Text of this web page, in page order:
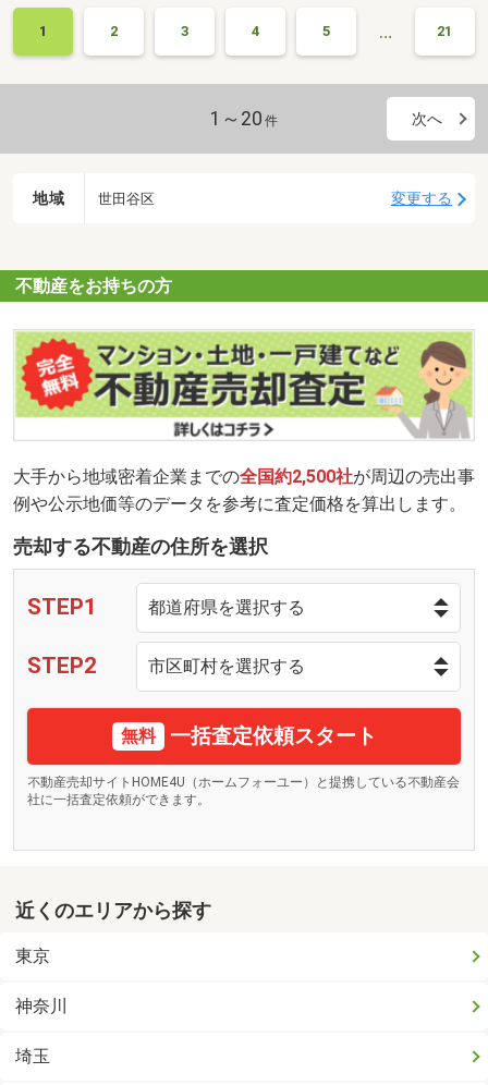
1 2 3 4 5 … 21
1～20 件 次へ
地域 世田谷区 変更する
不動産をお持ちの方
大手から地域密着企業までの全国約2,500社が周辺の売出事
例や公示地価等のデータを参考に査定価格を算出します。
売却する不動産の住所を選択
STEP1
STEP2
無料 一括査定依頼スタート
不動産売却サイトHOME4U（ホームフォーユー）と提携している不動産会
社に一括査定依頼ができます。
近くのエリアから探す
東京
神奈川
埼玉